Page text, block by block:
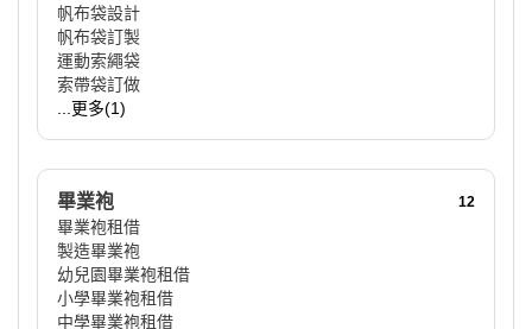
帆布袋設計
帆布袋訂製
運動索繩袋
索帶袋訂做
...更多(1)
畢業袍 12
畢業袍租借
製造畢業袍
幼兒園畢業袍租借
小學畢業袍租借
中學畢業袍租借